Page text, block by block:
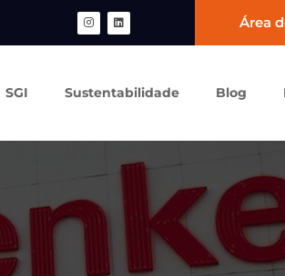
Área
SGI Sustentabilidade Blog